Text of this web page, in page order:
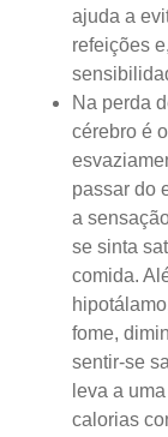
ajuda a
refeições
Na perda
cérebro é
passar do
a
se sinta
comida.
fome,
sentir-se
leva a
calorias